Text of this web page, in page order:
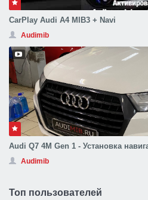
CarPlay Audi A4 MIB3 + Navi
Audimib
Audi Q7 4M Gen 1 - Установка
Audimib
Топ пользователей